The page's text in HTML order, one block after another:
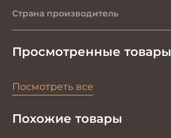
Страна производитель
Просмотренные товары
Посмотреть все
Похожие товары